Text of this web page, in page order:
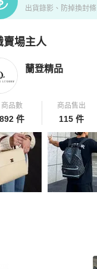
出貨錄影、防掉換封
賣場主人
拍拍圈嚴選賣家
蘭登精品
商品數
件
商品售出
115 件